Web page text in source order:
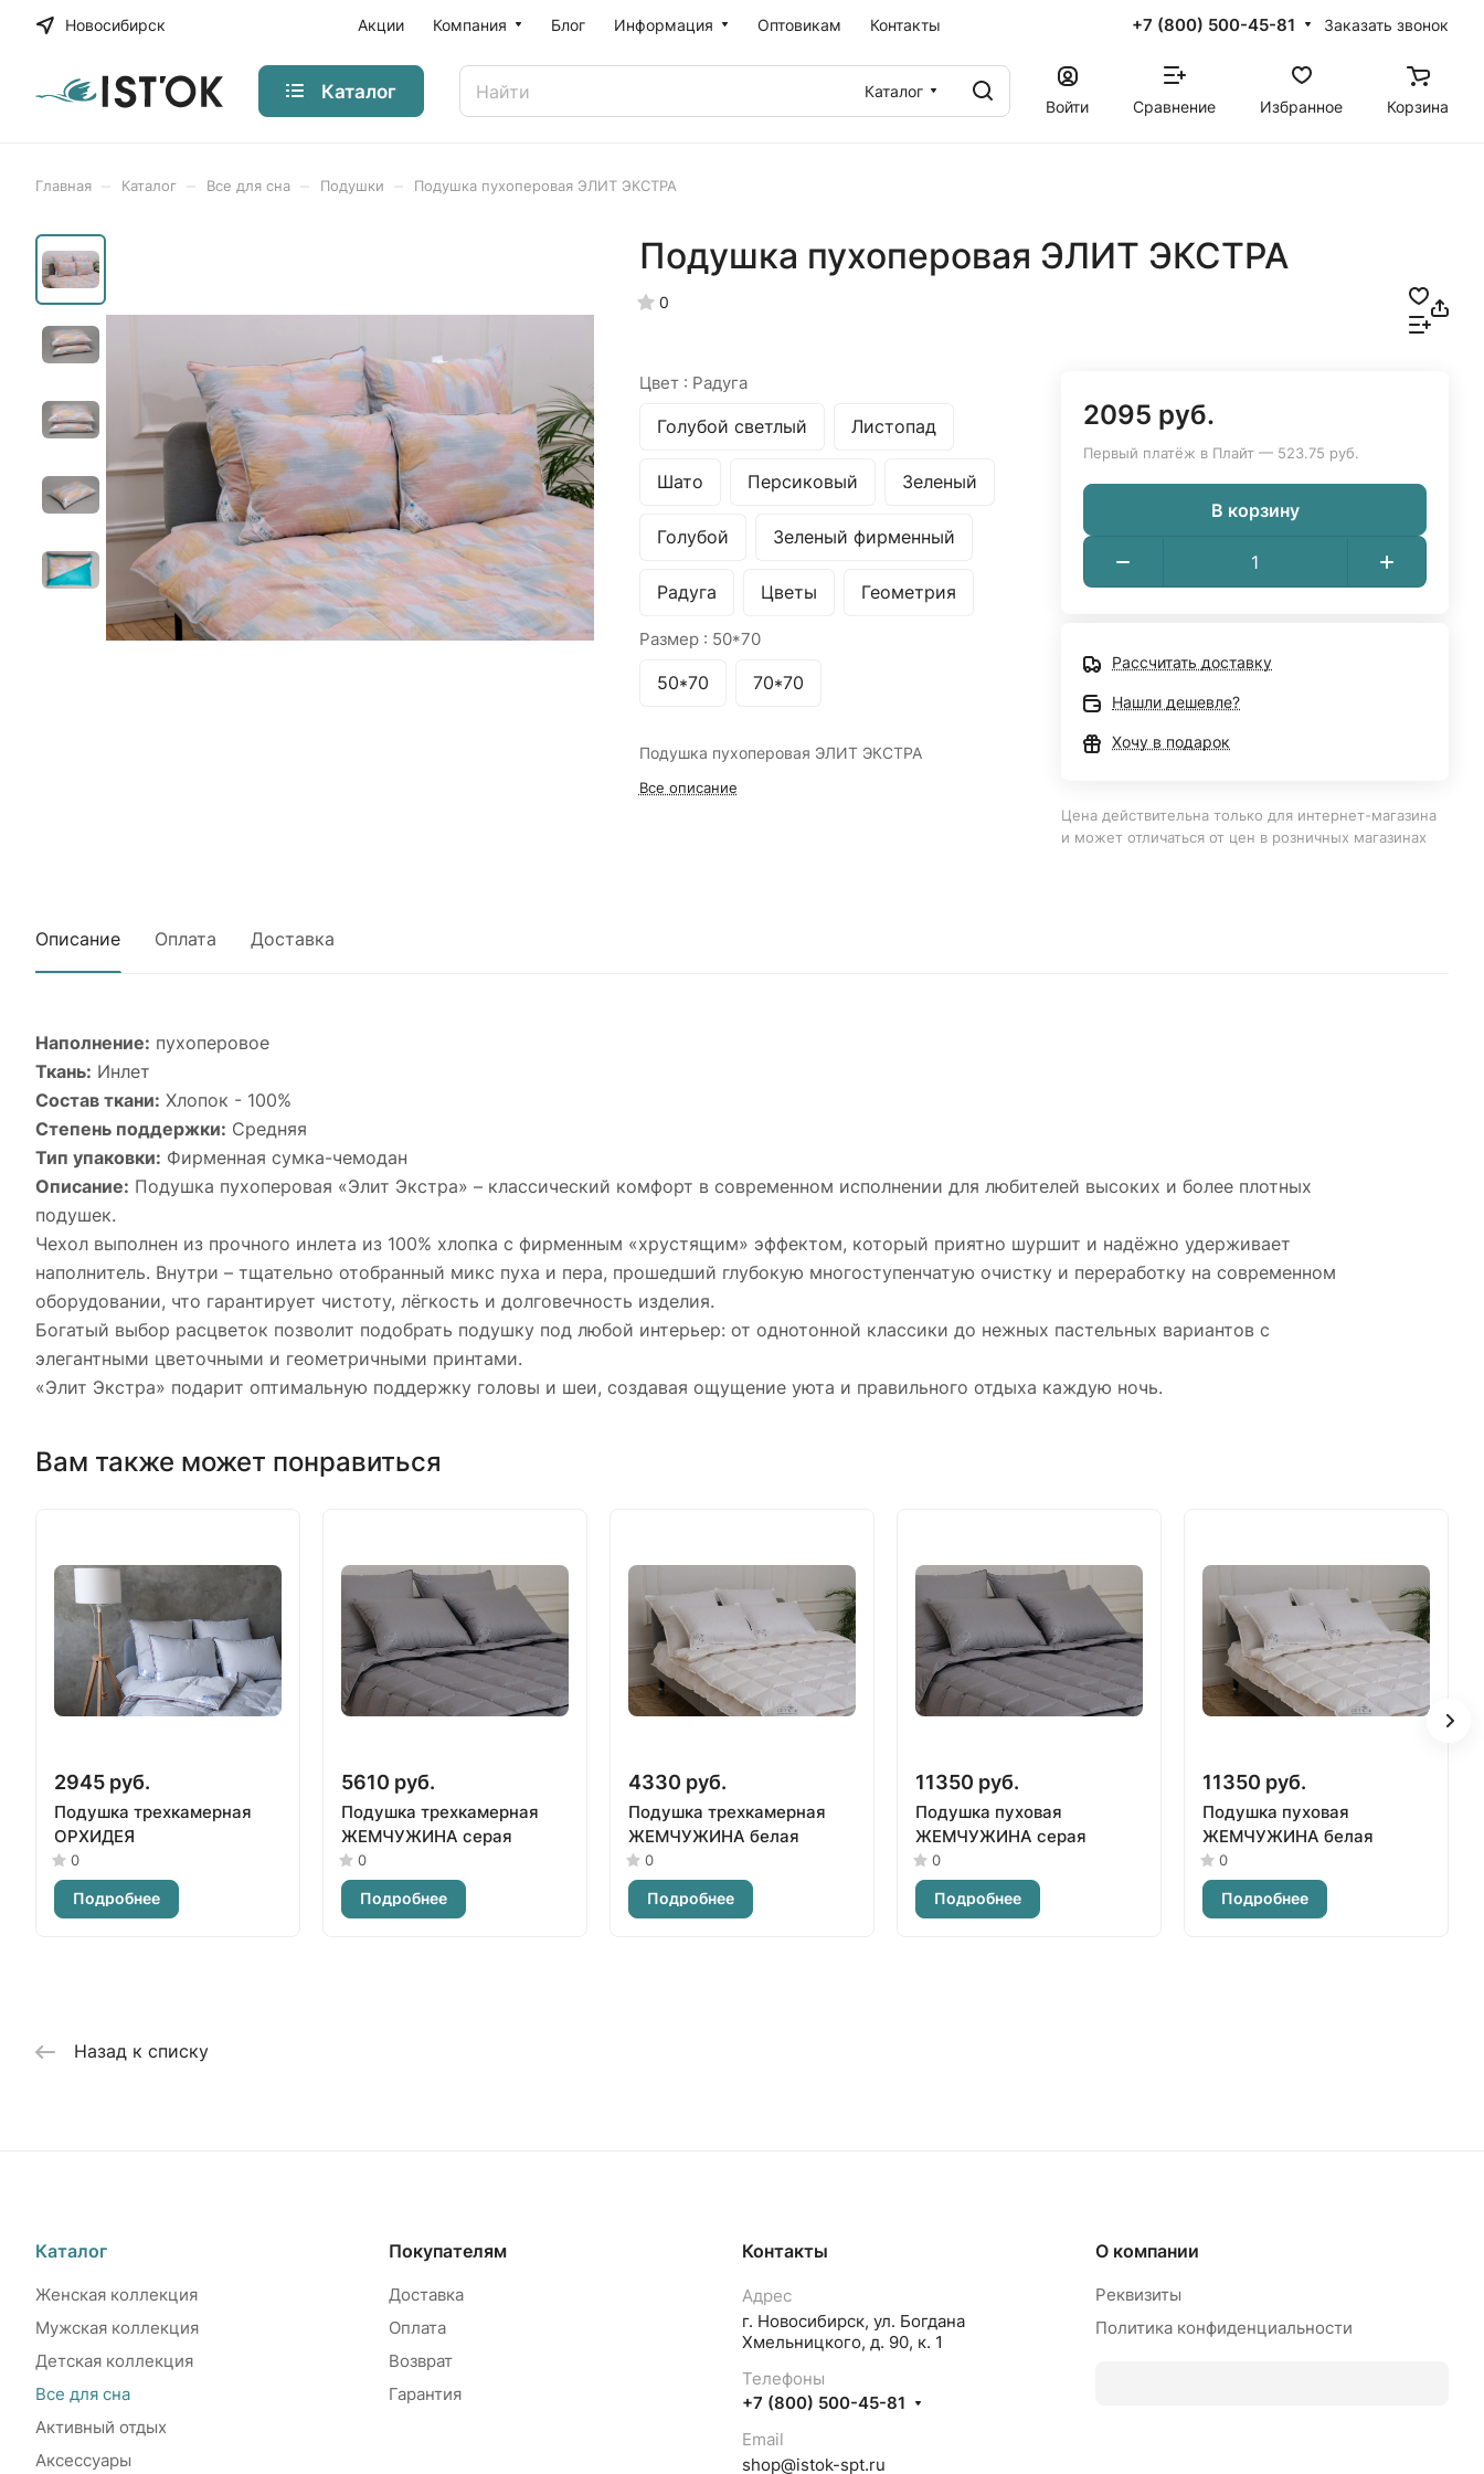
Новосибирск Акции Компания Блог Информация Оптовикам Контакты +7 (800) 500-45-81 Заказать звонок
Каталог
Каталог
Войти
Сравнение Избранное Корзина
Главная Каталог Все для сна Подушки Подушка пухоперовая ЭЛИТ ЭКСТРА
Подушка пухоперовая ЭЛИТ ЭКСТРА
0
Цвет : Радуга
Голубой светлый Листопад
Шато Персиковый Зеленый
Голубой Зеленый фирменный
Радуга Цветы Геометрия
Размер : 50*70
50*70 70*70
Подушка пухоперовая ЭЛИТ ЭКСТРА
Все описание
2095 руб.
Первый платёж в Плайт — 523.75 руб.
В корзину
Рассчитать доставку
Нашли дешевле?
Хочу в подарок
Цена действительна только для интернет-магазина
и может отличаться от цен в розничных магазинах
Описание Оплата Доставка
Наполнение: пухоперовое
Ткань: Инлет
Состав ткани: Хлопок - 100%
Степень поддержки: Средняя
Тип упаковки: Фирменная сумка-чемодан
Описание: Подушка пухоперовая «Элит Экстра» – классический комфорт в современном исполнении для любителей высоких и более плотных
подушек.
Чехол выполнен из прочного инлета из 100% хлопка с фирменным «хрустящим» эффектом, который приятно шуршит и надёжно удерживает
наполнитель. Внутри – тщательно отобранный микс пуха и пера, прошедший глубокую многоступенчатую очистку и переработку на современном
оборудовании, что гарантирует чистоту, лёгкость и долговечность изделия.
Богатый выбор расцветок позволит подобрать подушку под любой интерьер: от однотонной классики до нежных пастельных вариантов с
элегантными цветочными и геометричными принтами.
«Элит Экстра» подарит оптимальную поддержку головы и шеи, создавая ощущение уюта и правильного отдыха каждую ночь.
Вам также может понравиться
2945 руб.
Подушка трехкамерная
ОРХИДЕЯ
0
Подробнее
5610 руб.
Подушка трехкамерная
ЖЕМЧУЖИНА серая
0
Подробнее
4330 руб.
Подушка трехкамерная
ЖЕМЧУЖИНА белая
0
Подробнее
11350 руб.
Подушка пуховая
ЖЕМЧУЖИНА серая
0
Подробнее
11350 руб.
Подушка пуховая
ЖЕМЧУЖИНА белая
0
Подробнее
Назад к списку
Каталог
Женская коллекция
Мужская коллекция
Детская коллекция
Все для сна
Активный отдых
Аксессуары
Покупателям
Доставка
Оплата
Возврат
Гарантия
Контакты
Адрес
г. Новосибирск, ул. Богдана
Хмельницкого, д. 90, к. 1
Телефоны
+7 (800) 500-45-81
Email
shop@istok-spt.ru
О компании
Реквизиты
Политика конфиденциальности